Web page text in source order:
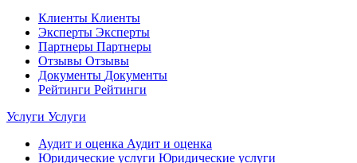
Клиенты Клиенты
Эксперты Эксперты
Партнеры Партнеры
Отзывы Отзывы
Документы Документы
Рейтинги Рейтинги
Услуги Услуги
Аудит и оценка Аудит и оценка
Юридические услуги Юридические услуги